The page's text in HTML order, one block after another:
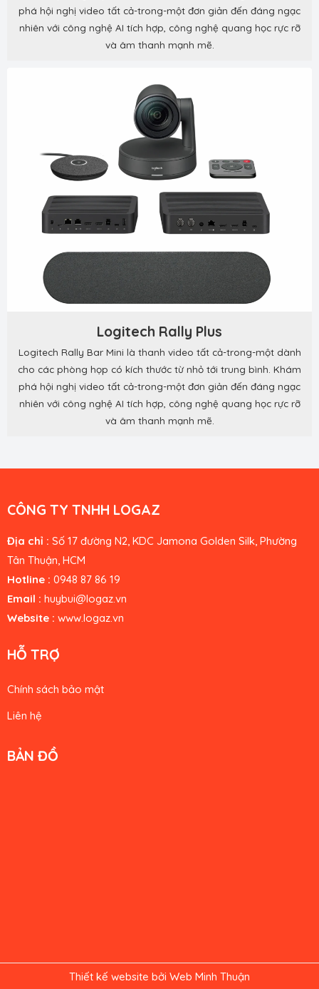
phá hội nghị video tất cả-trong-một đơn giản đến đáng ngạc
nhiên với công nghệ AI tích hợp, công nghệ quang học rực rỡ
và âm thanh mạnh mẽ.
Logitech Rally Plus
Logitech Rally Bar Mini là thanh video tất cả-trong-một dành
cho các phòng họp có kích thước từ nhỏ tới trung bình. Khám
phá hội nghị video tất cả-trong-một đơn giản đến đáng ngạc
nhiên với công nghệ AI tích hợp, công nghệ quang học rực rỡ
và âm thanh mạnh mẽ.
CÔNG TY TNHH LOGAZ
Địa chỉ : Số 17 đường N2, KDC Jamona Golden Silk, Phường
Tân Thuận, HCM
Hotline : 0948 87 86 19
Email : huybui@logaz.vn
Website : www.logaz.vn
HỖ TRỢ
Chính sách bảo mật
Liên hệ
BẢN ĐỒ
Thiết kế website bởi Web Minh Thuận